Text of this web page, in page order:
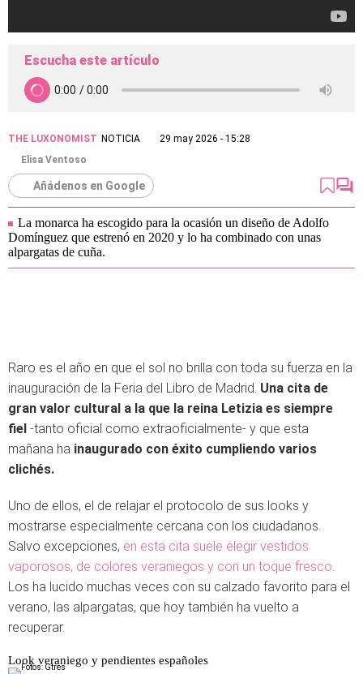
Escucha este artículo
THE LUXONOMIST NOTICIA
29 may 2026 - 15:28
Elisa Ventoso
Añádenos en Google
La monarca ha escogido para la ocasión un diseño de Adolfo
Domínguez que estrenó en 2020 y lo ha combinado con unas
alpargatas de cuña.
Raro es el año en que el sol no brilla con toda su fuerza en la
inauguración de la Feria del Libro de Madrid. Una cita de
gran valor cultural a la que la reina Letizia es siempre
fiel -tanto oficial como extraoficialmente- y que esta
mañana ha inaugurado con éxito cumpliendo varios
clichés.
Uno de ellos, el de relajar el protocolo de sus looks y
mostrarse especialmente cercana con los ciudadanos.
Salvo excepciones, en esta cita suele elegir vestidos
vaporosos, de colores veraniegos y con un toque fresco
Los ha lucido muchas veces con su calzado favorito para el
verano, las alpargatas, que hoy también ha vuelto a
recuperar.
Look veraniego y pendientes españoles